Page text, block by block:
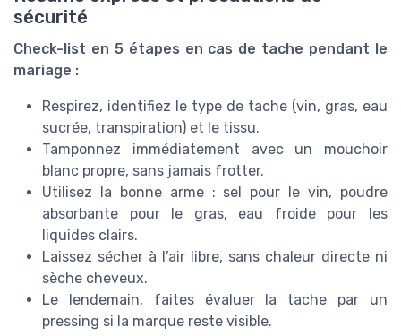
sécurité
Check-list en 5 étapes en cas de tache pendant le
mariage :
Respirez, identifiez le type de tache (vin, gras, eau
sucrée, transpiration) et le tissu.
Tamponnez immédiatement avec un mouchoir
blanc propre, sans jamais frotter.
Utilisez la bonne arme : sel pour le vin, poudre
absorbante pour le gras, eau froide pour les
liquides clairs.
Laissez sécher à l’air libre, sans chaleur directe ni
sèche cheveux.
Le lendemain, faites évaluer la tache par un
pressing si la marque reste visible.